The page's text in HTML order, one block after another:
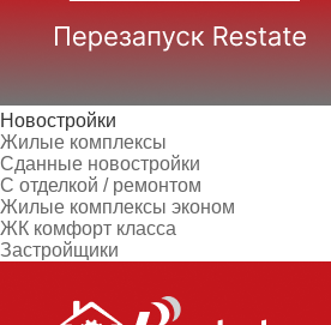
Новостройки
Жилые комплексы
Сданные новостройки
С отделкой / ремонтом
Жилые комплексы эконом
ЖК комфорт класса
Застройщики